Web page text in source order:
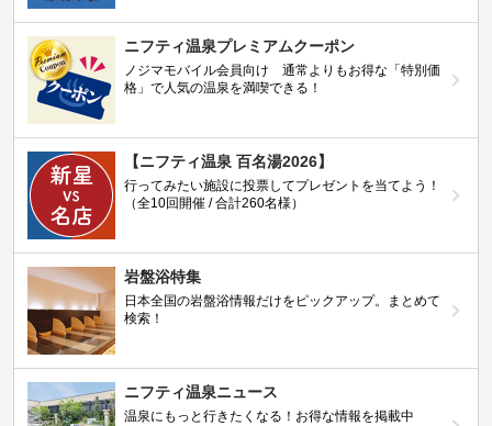
ニフティ温泉プレミアムクーポン
ノジマモバイル会員向け 通常よりもお得な「特別価
格」で人気の温泉を満喫できる！
【ニフティ温泉 百名湯2026】
行ってみたい施設に投票してプレゼントを当てよう！
（全10回開催 / 合計260名様）
岩盤浴特集
日本全国の岩盤浴情報だけをピックアップ。まとめて
検索！
ニフティ温泉ニュース
温泉にもっと行きたくなる！お得な情報を掲載中